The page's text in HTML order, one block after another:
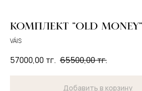
КОМПЛЕКТ "OLD MONEY"
VÁIS
57000,00 тг. 65500,00тг.
Добавить в корзину